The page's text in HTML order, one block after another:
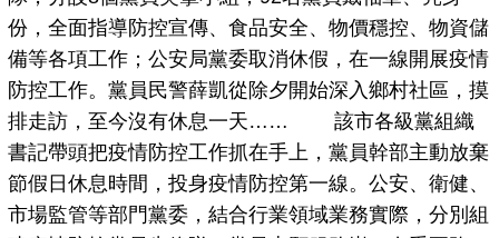
份，全面指導防控宣傳、食品安全、物價穩控、物資儲
備等各項工作；公安局黨委取消休假，在一線開展疫情
防控工作。黨員民警薛凱從除夕開始深入鄉村社區，摸
排走訪，至今沒有休息一天…… 該市各級黨組織
書記帶頭把疫情防控工作抓在手上，黨員幹部主動放棄
節假日休息時間，投身疫情防控第一線。公安、衛健、
市場監管等部門黨委，結合行業領域業務實際，分別組